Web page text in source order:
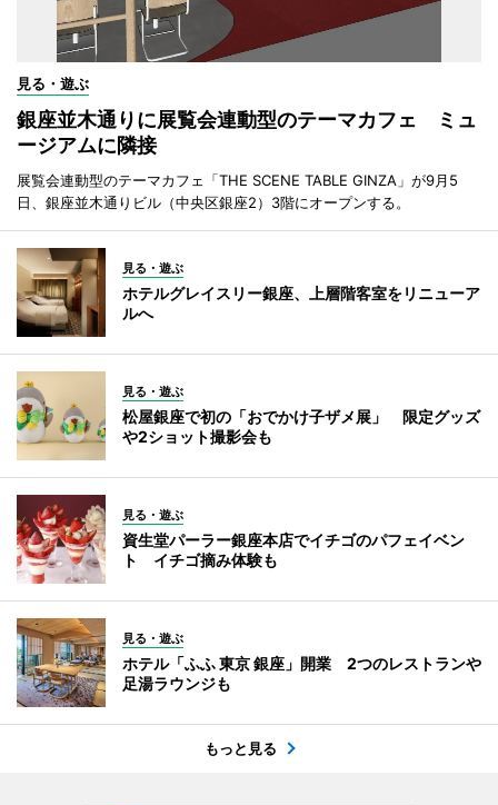
見る・遊ぶ
銀座並木通りに展覧会連動型のテーマカフェ ミュ
ージアムに隣接
展覧会連動型のテーマカフェ「THE SCENE TABLE GINZA」が9月5
日、銀座並木通りビル（中央区銀座2）3階にオープンする。
見る・遊ぶ
ホテルグレイスリー銀座、上層階客室をリニューア
ルへ
見る・遊ぶ
松屋銀座で初の「おでかけ子ザメ展」 限定グッズ
や2ショット撮影会も
見る・遊ぶ
資生堂パーラー銀座本店でイチゴのパフェイベン
ト イチゴ摘み体験も
見る・遊ぶ
ホテル「ふふ 東京 銀座」開業 2つのレストランや
足湯ラウンジも
もっと見る